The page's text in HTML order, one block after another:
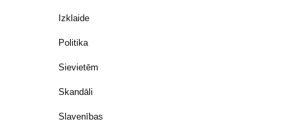
Izklaide
Politika
Sievietēm
Skandāli
Slavenības